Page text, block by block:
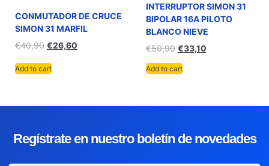
CONMUTADOR DE CRUCE
SIMON 31 MARFIL
€40,90 €26,60
Add to cart
INTERRUPTOR SIMON 31
BIPOLAR 16A PILOTO
BLANCO NIEVE
€50,90 €33,10
Add to cart
Regístrate en nuestro boletín de novedades